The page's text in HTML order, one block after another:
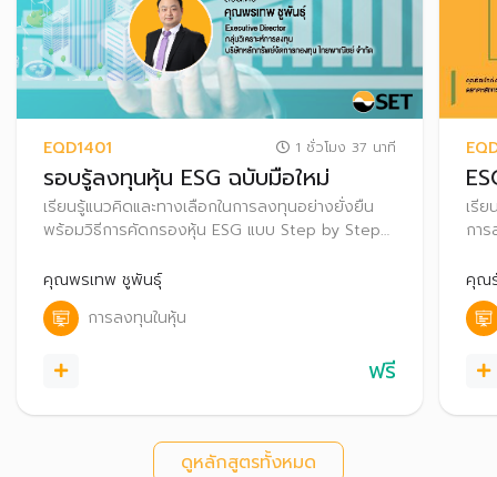
EQD1401 1 ชั่วโมง 37 นาที
รอบรู้ลงทุนหุ้น ESG ฉบับมือใหม่
เรียนรู้แนวคิดและทางเลือกในการลงทุนอย่างยั่งยืน
พร้อมวิธีการคัดกรองหุ้น ESG แบบ Step by Step
คุณพรเทพ ชูพันธุ์
การลงทุนในหุ้น
ฟรี
เรี
กา
คุณ
ดูหลักสูตรทั้งหมด